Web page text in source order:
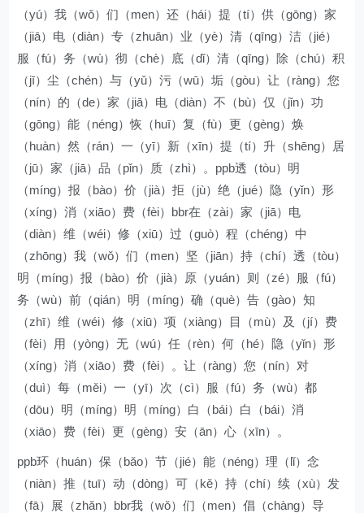
（yú）我（wǒ）们（men）还（hái）提（tí）供（gōng）家
（jiā）电（diàn）专（zhuān）业（yè）清（qīng）洁（jié）
服（fú）务（wù）彻（chè）底（dǐ）清（qīng）除（chú）积
（jī）尘（chén）与（yǔ）污（wū）垢（gòu）让（ràng）您
（nín）的（de）家（jiā）电（diàn）不（bù）仅（jǐn）功
（gōng）能（néng）恢（huī）复（fù）更（gèng）焕
（huàn）然（rán）一（yī）新（xīn）提（tí）升（shēng）居
（jū）家（jiā）品（pǐn）质（zhì）。ppb透（tòu）明
（míng）报（bào）价（jià）拒（jù）绝（jué）隐（yǐn）形
（xíng）消（xiāo）费（fèi）bbr在（zài）家（jiā）电
（diàn）维（wéi）修（xiū）过（guò）程（chéng）中
（zhōng）我（wǒ）们（men）坚（jiān）持（chí）透（tòu）
明（míng）报（bào）价（jià）原（yuán）则（zé）服（fú）
务（wù）前（qián）明（míng）确（què）告（gào）知
（zhī）维（wéi）修（xiū）项（xiàng）目（mù）及（jí）费
（fèi）用（yòng）无（wú）任（rèn）何（hé）隐（yǐn）形
（xíng）消（xiāo）费（fèi）。让（ràng）您（nín）对
（duì）每（měi）一（yī）次（cì）服（fú）务（wù）都
（dōu）明（míng）明（míng）白（bái）白（bái）消
（xiāo）费（fèi）更（gèng）安（ān）心（xīn）。
ppb环（huán）保（bǎo）节（jié）能（néng）理（lǐ）念
（niàn）推（tuī）动（dòng）可（kě）持（chí）续（xù）发
（fā）展（zhǎn）bbr我（wǒ）们（men）倡（chàng）导